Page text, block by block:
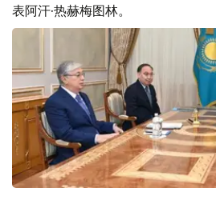
表阿汗·热赫梅图林。